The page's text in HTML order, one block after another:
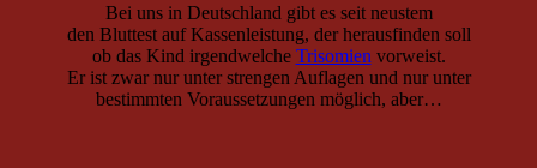
Bei uns in Deutschland gibt es seit neustem
den Bluttest auf Kassenleistung, der herausfinden soll
ob das Kind irgendwelche Trisomien vorweist.
Er ist zwar nur unter strengen Auflagen und nur unter
bestimmten Voraussetzungen möglich, aber…